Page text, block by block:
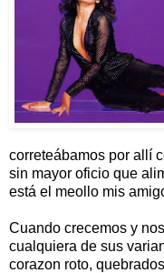
correteábamos por allí
sin mayor oficio que
está el meollo mis
Cuando crecemos y
cualquiera de sus
corazon roto,